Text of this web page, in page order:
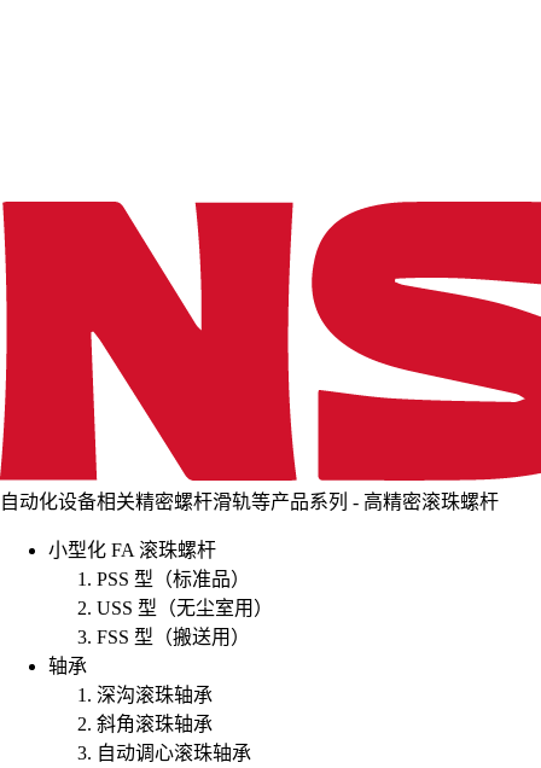
自动化设备相关精密螺杆滑轨等产品系列 - 高精密滚珠螺杆
小型化 FA 滚珠螺杆
PSS 型（标准品）
USS 型（无尘室用）
FSS 型（搬送用）
轴承
深沟滚珠轴承
斜角滚珠轴承
自动调心滚珠轴承